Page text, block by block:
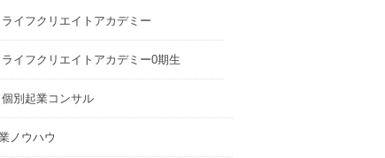
ライフクリエイトアカデミー
ライフクリエイトアカデミー0期生
個別起業コンサル
ノウハウ